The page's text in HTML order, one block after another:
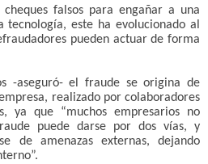
falsos para engañar a una
tecnología, este ha evolucionado al
pueden actuar de forma
-aseguró- el fraude se origina de
realizado por colaboradores
ya que “muchos empresarios no
puede darse por dos vías, y
de amenazas externas, dejando